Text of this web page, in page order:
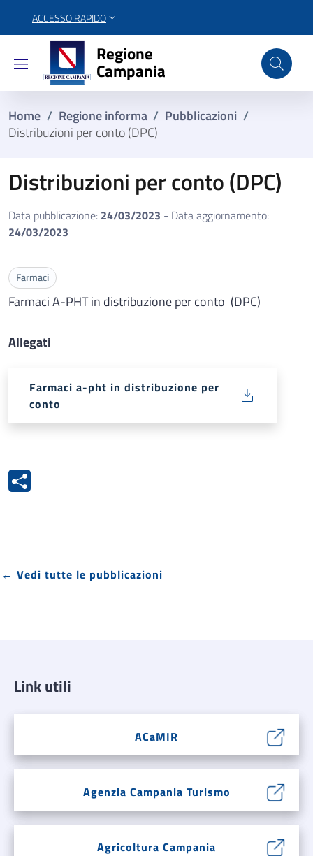
ACCESSO RAPIDO
Regione Campania
Regione
Campania
Home / Regione informa / Pubblicazioni /
Distribuzioni per conto (DPC)
Distribuzioni per conto (DPC)
Data pubblicazione: 24/03/2023 - Data aggiornamento:
24/03/2023
Farmaci
Farmaci A-PHT in distribuzione per conto (DPC)
Allegati
Farmaci a-pht in distribuzione per
conto
← Vedi tutte le pubblicazioni
Link utili
ACaMIR
Agenzia Campania Turismo
Agricoltura Campania